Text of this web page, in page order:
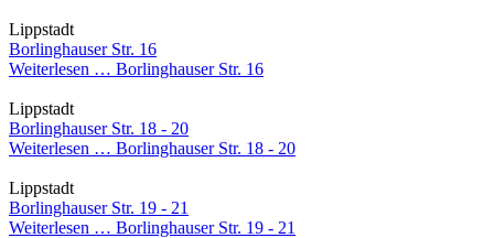
Lippstadt
Borlinghauser Str. 16
Weiterlesen … Borlinghauser Str. 16
Lippstadt
Borlinghauser Str. 18 - 20
Weiterlesen … Borlinghauser Str. 18 - 20
Lippstadt
Borlinghauser Str. 19 - 21
Weiterlesen … Borlinghauser Str. 19 - 21